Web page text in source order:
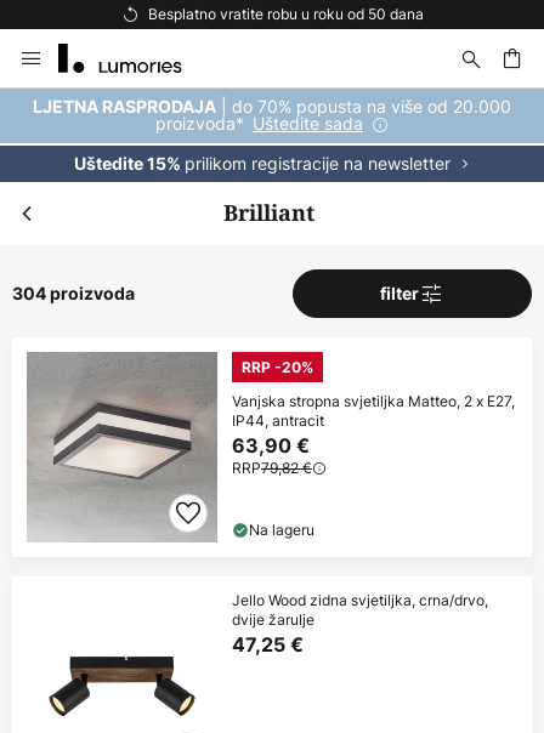
Besplatna dostava za kupnju iznad 69 €
to
Content
LJETNA RASPRODAJA | do 70% popusta na više od 20.000
proizvoda* Uštedite sada
Uštedite 15% prilikom registracije na newsletter
Brilliant
304 proizvoda filter
RRP -20%
Vanjska stropna svjetiljka Matteo, 2 x E27,
IP44, antracit
63,90 €
RRP79,82 €
Na lageru
Jello Wood zidna svjetiljka, crna/drvo,
dvije žarulje
47,25 €